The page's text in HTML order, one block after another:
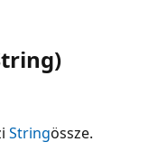
Stringössze.